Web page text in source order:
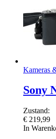
Kameras
Sony
Zustand:
€ 219,99
In